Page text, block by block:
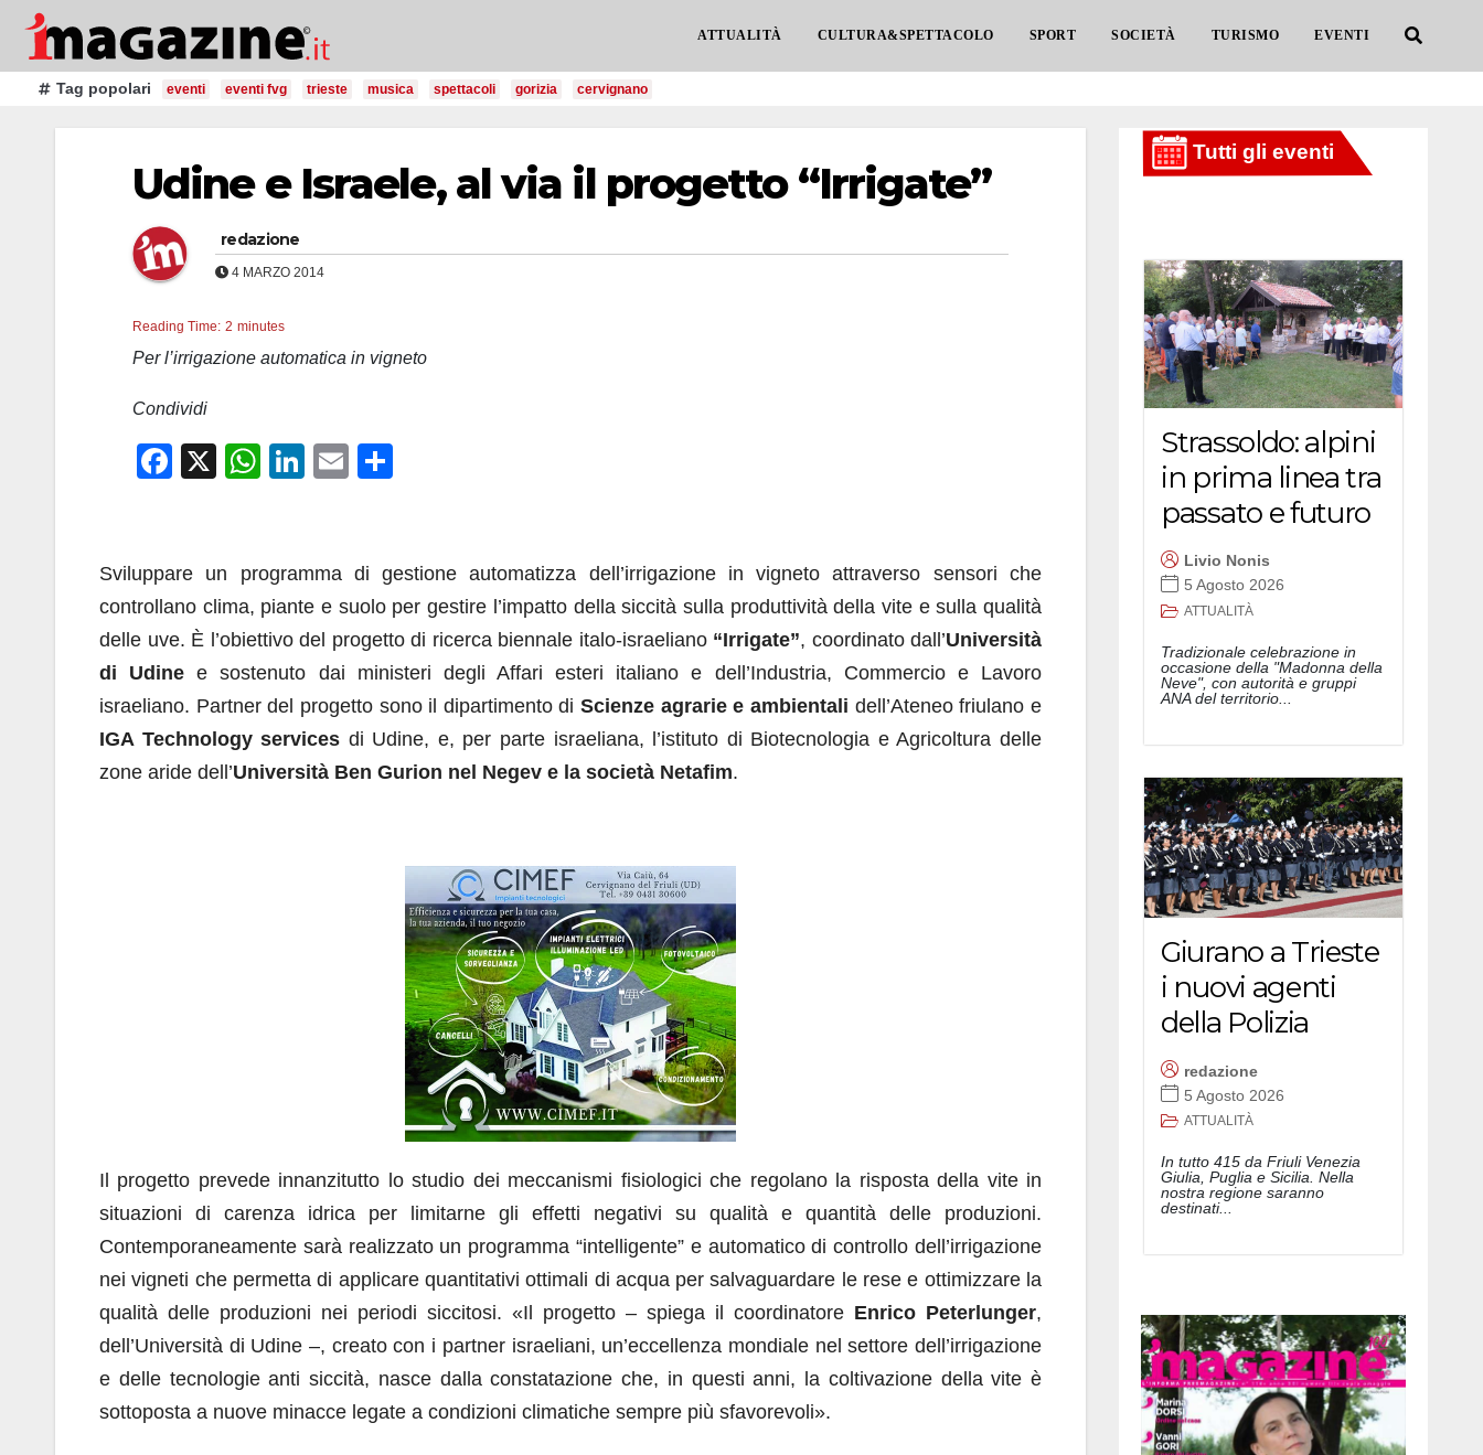
Salta
contenuto
ATTUALITÀ CULTURA&SPETTACOLO SPORT SOCIETÀ TURISMO EVENTI
Tag popolari eventi eventi fvg trieste musica spettacoli gorizia cervignano
Udine e Israele, al via il progetto “Irrigate”
redazione
4 MARZO 2014
Reading Time: 2 minutes
Per l’irrigazione automatica in vigneto
Condividi
F
e
b
o
o
k
X
W
s
A
p
p
Li
e
dI
n
E
di
vi
di
Sviluppare un programma di gestione automatizza dell’irrigazione in vigneto attraverso sensori che
controllano clima, piante e suolo per gestire l’impatto della siccità sulla produttività della vite e sulla qualità
delle uve. È l’obiettivo del progetto di ricerca biennale italo-israeliano “Irrigate”, coordinato dall’Università
di Udine e sostenuto dai ministeri degli Affari esteri italiano e dell’Industria, Commercio e Lavoro
israeliano. Partner del progetto sono il dipartimento diScienze agrarie e ambientali dell’Ateneo friulano e
IGA Technology services di Udine, e, per parte israeliana, l’istituto di Biotecnologia e Agricoltura delle
zone aride dell’Università Ben Gurion nel Negev e la società Netafim.
Il progetto prevede innanzitutto lo studio dei meccanismi fisiologici che regolano la risposta della vite in
situazioni di carenza idrica per limitarne gli effetti negativi su qualità e quantità delle produzioni.
Contemporaneamente sarà realizzato un programma “intelligente” e automatico di controllo dell’irrigazione
nei vigneti che permetta di applicare quantitativi ottimali di acqua per salvaguardare le rese e ottimizzare la
qualità delle produzioni nei periodi siccitosi. «Il progetto – spiega il coordinatore Enrico Peterlunger,
dell’Università di Udine –, creato con i partner israeliani, un’eccellenza mondiale nel settore dell’irrigazione
e delle tecnologie anti siccità, nasce dalla constatazione che, in questi anni, la coltivazione della vite è
sottoposta a nuove minacce legate a condizioni climatiche sempre più sfavorevoli».
Strassoldo: alpini
in prima linea tra
passato e futuro
Livio Nonis
5 Agosto 2026
ATTUALITÀ
Tradizionale celebrazione in
occasione della "Madonna della
Neve", con autorità e gruppi
ANA del territorio...
Giurano a Trieste
i nuovi agenti
della Polizia
redazione
5 Agosto 2026
ATTUALITÀ
In tutto 415 da Friuli Venezia
Giulia, Puglia e Sicilia. Nella
nostra regione saranno
destinati...